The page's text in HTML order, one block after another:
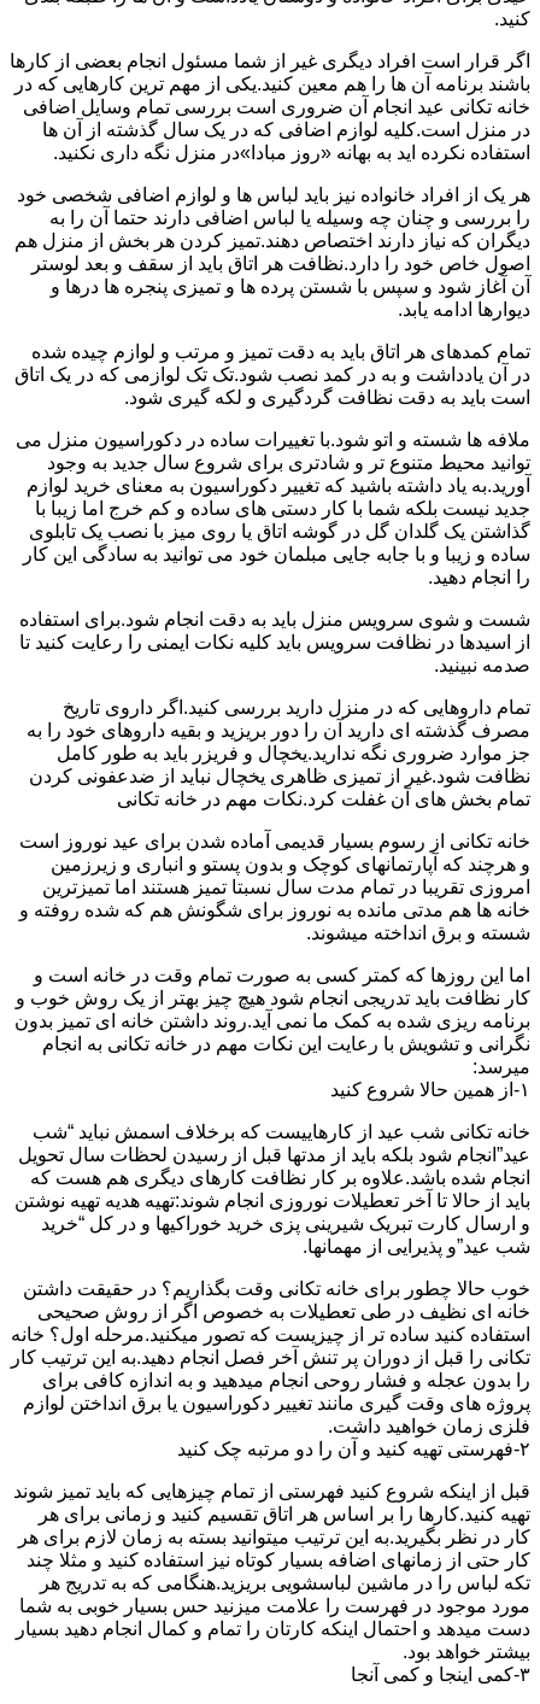
کنید.
اگر قرار است افراد دیگری غیر از شما مسئول انجام بعضی از کارها
باشند برنامه آن ها را هم معین کنید.یکی از مهم ترین کارهایی که در
خانه تکانی عید انجام آن ضروری است بررسی تمام وسایل اضافی
در منزل است.کلیه لوازم اضافی که در یک سال گذشته از آن ها
استفاده نکرده اید به بهانه «روز مبادا»در منزل نگه داری نکنید.
هر یک از افراد خانواده نیز باید لباس ها و لوازم اضافی شخصی خود
را بررسی و چنان چه وسیله یا لباس اضافی دارند حتما آن را به
دیگران که نیاز دارند اختصاص دهند.تمیز کردن هر بخش از منزل هم
اصول خاص خود را دارد.نظافت هر اتاق باید از سقف و بعد لوستر
آن آغاز شود و سپس با شستن پرده ها و تمیزی پنجره ها درها و
دیوارها ادامه یابد.
تمام کمدهای هر اتاق باید به دقت تمیز و مرتب و لوازم چیده شده
در آن یادداشت و به در کمد نصب شود.تک تک لوازمی که در یک اتاق
است باید به دقت نظافت گردگیری و لکه گیری شود.
ملافه ها شسته و اتو شود.با تغییرات ساده در دکوراسیون منزل می
توانید محیط متنوع تر و شادتری برای شروع سال جدید به وجود
آورید.به یاد داشته باشید که تغییر دکوراسیون به معنای خرید لوازم
جدید نیست بلکه شما با کار دستی های ساده و کم خرج اما زیبا با
گذاشتن یک گلدان گل در گوشه اتاق یا روی میز با نصب یک تابلوی
ساده و زیبا و با جابه جایی مبلمان خود می توانید به سادگی این کار
را انجام دهید.
شست و شوی سرویس منزل باید به دقت انجام شود.برای استفاده
از اسیدها در نظافت سرویس باید کلیه نکات ایمنی را رعایت کنید تا
صدمه نبینید.
تمام داروهایی که در منزل دارید بررسی کنید.اگر داروی تاریخ
مصرف گذشته ای دارید آن را دور بریزید و بقیه داروهای خود را به
جز موارد ضروری نگه ندارید.یخچال و فریزر باید به طور کامل
نظافت شود.غیر از تمیزی ظاهری یخچال نباید از ضدعفونی کردن
تمام بخش های آن غفلت کرد.نکات مهم در خانه تکانی
خانه تکانی از رسوم بسیار قدیمی آماده شدن برای عید نوروز است
و هرچند که آپارتمانهای کوچک و بدون پستو و انباری و زیرزمین
امروزی تقریبا در تمام مدت سال نسبتا تمیز هستند اما تمیزترین
خانه ها هم مدتی مانده به نوروز برای شگونش هم که شده روفته و
شسته و برق انداخته میشوند.
اما این روزها که کمتر کسی به صورت تمام وقت در خانه است و
کار نظافت باید تدریجی انجام شود هیچ چیز بهتر از یک روش خوب و
برنامه ریزی شده به کمک ما نمی آید.روند داشتن خانه ای تمیز بدون
نگرانی و تشویش با رعایت این نکات مهم در خانه تکانی به انجام
میرسد:
۱-از همین حالا شروع کنید
خانه تکانی شب عید از کارهاییست که برخلاف اسمش نباید “شب
عید”انجام شود بلکه باید از مدتها قبل از رسیدن لحظات سال تحویل
انجام شده باشد.علاوه بر کار نظافت کارهای دیگری هم هست که
باید از حالا تا آخر تعطیلات نوروزی انجام شوند:تهیه هدیه تهیه نوشتن
و ارسال کارت تبریک شیرینی پزی خرید خوراکیها و در کل “خرید
شب عید”و پذیرایی از مهمانها.
خوب حالا چطور برای خانه تکانی وقت بگذاریم؟ در حقیقت داشتن
خانه ای نظیف در طی تعطیلات به خصوص اگر از روش صحیحی
استفاده کنید ساده تر از چیزیست که تصور میکنید.مرحله اول؟ خانه
تکانی را قبل از دوران پر تنش آخر فصل انجام دهید.به این ترتیب کار
را بدون عجله و فشار روحی انجام میدهید و به اندازه کافی برای
پروژه های وقت گیری مانند تغییر دکوراسیون یا برق انداختن لوازم
فلزی زمان خواهید داشت.
۲-فهرستی تهیه کنید و آن را دو مرتبه چک کنید
قبل از اینکه شروع کنید فهرستی از تمام چیزهایی که باید تمیز شوند
تهیه کنید.کارها را بر اساس هر اتاق تقسیم کنید و زمانی برای هر
کار در نظر بگیرید.به این ترتیب میتوانید بسته به زمان لازم برای هر
کار حتی از زمانهای اضافه بسیار کوتاه نیز استفاده کنید و مثلا چند
تکه لباس را در ماشین لباسشویی بریزید.هنگامی که به تدریج هر
مورد موجود در فهرست را علامت میزنید حس بسیار خوبی به شما
دست میدهد و احتمال اینکه کارتان را تمام و کمال انجام دهید بسیار
بیشتر خواهد بود.
۳-کمی اینجا و کمی آنجا